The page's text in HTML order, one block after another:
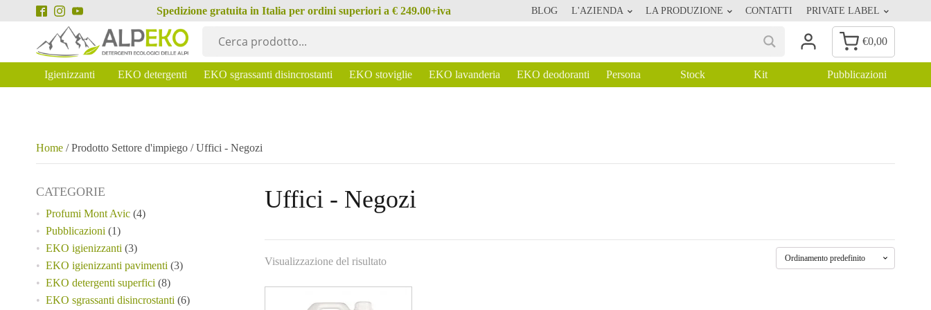
Spedizione gratuita in Italia per ordini superiori a € 249.00+iva BLOG L'AZIENDA LA PRODUZIONE CONTATTI PRIVATE LABEL
€0,00
Igienizzanti EKO detergenti EKO sgrassanti disincrostanti EKO stoviglie EKO lavanderia EKO deodoranti Persona Stock Kit Pubblicazioni
Home / Prodotto Settore d'impiego / Uffici - Negozi
CATEGORIE
Profumi Mont Avic (4)
Pubblicazioni (1)
EKO igienizzanti (3)
EKO igienizzanti pavimenti (3)
EKO detergenti superfici (8)
EKO sgrassanti disincrostanti (6)
Uffici - Negozi
Visualizzazione del risultato